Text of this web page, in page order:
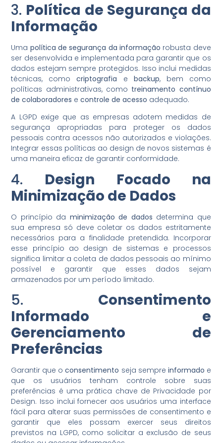
3. Política de Segurança da
Informação
Uma política de segurança da informação robusta deve
ser desenvolvida e implementada para garantir que os
dados estejam sempre protegidos. Isso inclui medidas
técnicas, comocriptografia e backup, bem como
políticas administrativas, como treinamento contínuo
de colaboradores econtrole de acesso adequado.
A LGPD exige que as empresas adotem medidas de
segurança apropriadas para proteger os dados
pessoais contra acessos não autorizados e violações.
Integrar essas políticas ao design de novos sistemas é
uma maneira eficaz de garantir conformidade.
4. Design Focado na
Minimização de Dados
O princípio da minimização de dados determina que
sua empresa só deve coletar os dados estritamente
necessários para a finalidade pretendida. Incorporar
esse princípio ao design de sistemas e processos
significa limitar a coleta de dados pessoais ao mínimo
possível e garantir que esses dados sejam
armazenados por um período limitado.
5. Consentimento
Informado e
Gerenciamento de
Preferências
Garantir que oconsentimento seja sempre informado e
que os usuários tenham controle sobre suas
preferências é uma prática chave de Privacidade por
Design. Isso inclui fornecer aos usuários uma interface
fácil para alterar suas permissões de consentimento e
garantir que eles possam exercer seus direitos
previstos na LGPD, como solicitar a exclusão de seus